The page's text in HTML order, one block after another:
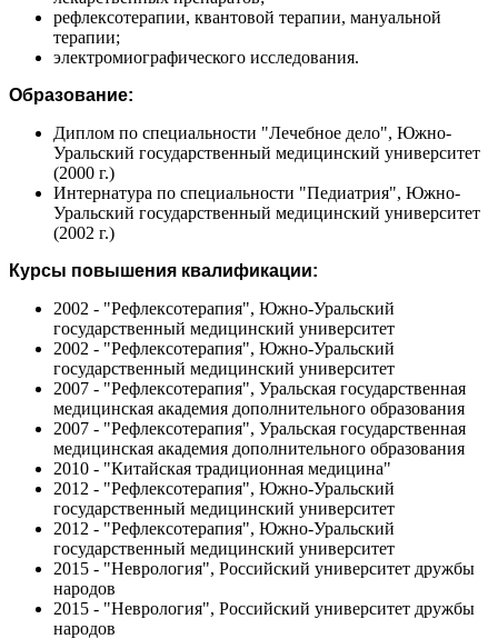
рефлексотерапии, квантовой терапии, мануальной
терапии;
электромиографического исследования.
Образование:
Диплом по специальности "Лечебное дело", Южно-
Уральский государственный медицинский университет
(2000 г.)
Интернатура по специальности "Педиатрия", Южно-
Уральский государственный медицинский университет
(2002 г.)
Курсы повышения квалификации:
2002 - "Рефлексотерапия", Южно-Уральский
государственный медицинский университет
2002 - "Рефлексотерапия", Южно-Уральский
государственный медицинский университет
2007 - "Рефлексотерапия", Уральская государственная
медицинская академия дополнительного образования
2007 - "Рефлексотерапия", Уральская государственная
медицинская академия дополнительного образования
2010 - "Китайская традиционная медицина"
2012 - "Рефлексотерапия", Южно-Уральский
государственный медицинский университет
2012 - "Рефлексотерапия", Южно-Уральский
государственный медицинский университет
2015 - "Неврология", Российский университет дружбы
народов
2015 - "Неврология", Российский университет дружбы
народов